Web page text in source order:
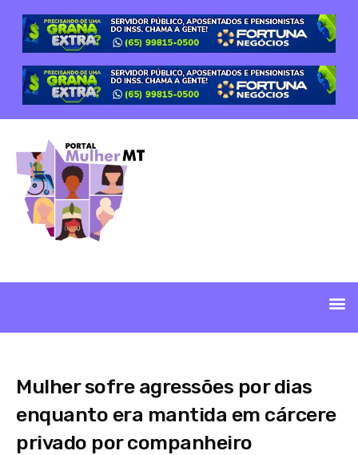
Mulher sofre agressões por dias
enquanto era mantida em cárcere
privado por companheiro